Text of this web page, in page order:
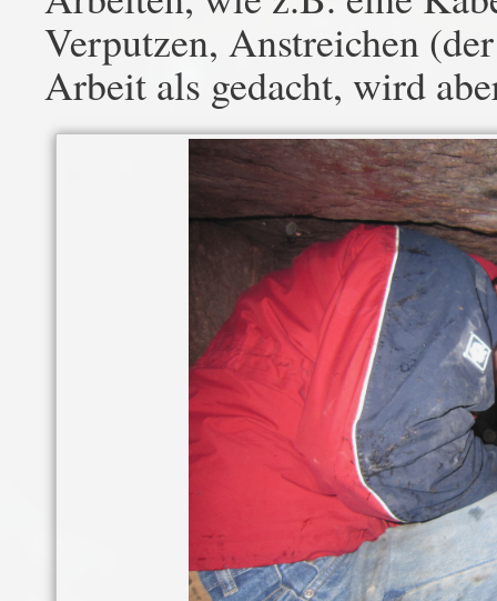
Verputzen, Anstreichen
Arbeit als gedacht, wird